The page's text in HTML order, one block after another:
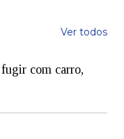
Ver todos
com carro,